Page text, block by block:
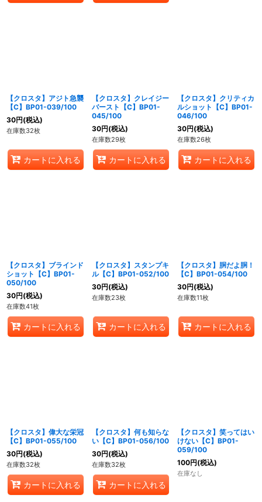
【クロスタ】アジト急襲
【C】BP01-039/100
30円(税込)
在庫数32枚
カートに入れる
【クロスタ】クレイジー
バースト【C】BP01-
045/100
30円(税込)
在庫数29枚
カートに入れる
【クロスタ】クリティカ
ルショット【C】BP01-
046/100
30円(税込)
在庫数26枚
カートに入れる
【クロスタ】ブラインド
ショット【C】BP01-
050/100
30円(税込)
在庫数41枚
カートに入れる
【クロスタ】スタンプキ
ル【C】BP01-052/100
30円(税込)
在庫数23枚
カートに入れる
【クロスタ】胴だよ胴！
【C】BP01-054/100
30円(税込)
在庫数11枚
カートに入れる
【クロスタ】偉大な栄冠
【C】BP01-055/100
30円(税込)
在庫数32枚
カートに入れる
【クロスタ】何も知らな
い【C】BP01-056/100
30円(税込)
在庫数32枚
カートに入れる
【クロスタ】笑ってはい
けない【C】BP01-
059/100
100円(税込)
在庫なし